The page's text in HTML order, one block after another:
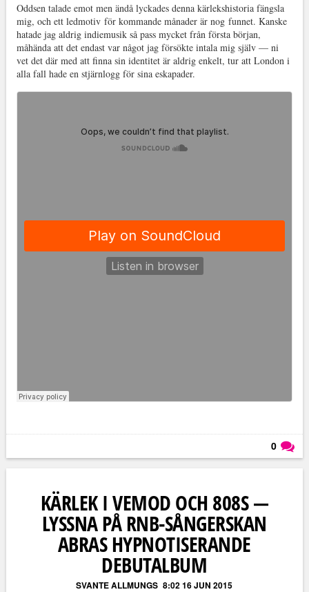
Oddsen talade emot men ändå lyckades denna kärlekshistoria fängsla
mig, och ett ledmotiv för kommande månader är nog funnet. Kanske
hatade jag aldrig indiemusik så pass mycket från första början,
måhända att det endast var något jag försökte intala mig själv — ni
vet det där med att finna sin identitet är aldrig enkelt, tur att London i
alla fall hade en stjärnlogg för sina eskapader.
0
KÄRLEK I VEMOD OCH 808S —
LYSSNA PÅ RNB-SÅNGERSKAN
ABRAS HYPNOTISERANDE
DEBUTALBUM
SVANTE ALLMUNGS 8:02 16 JUN 2015